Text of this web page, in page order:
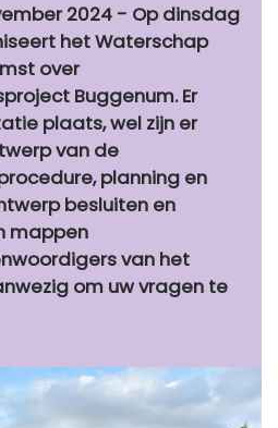
2024 - Op dinsdag
het Waterschap
over
Buggenum. Er
plaats, wel zijn er
van de
planning en
besluiten en
mappen
van het
om uw vragen te